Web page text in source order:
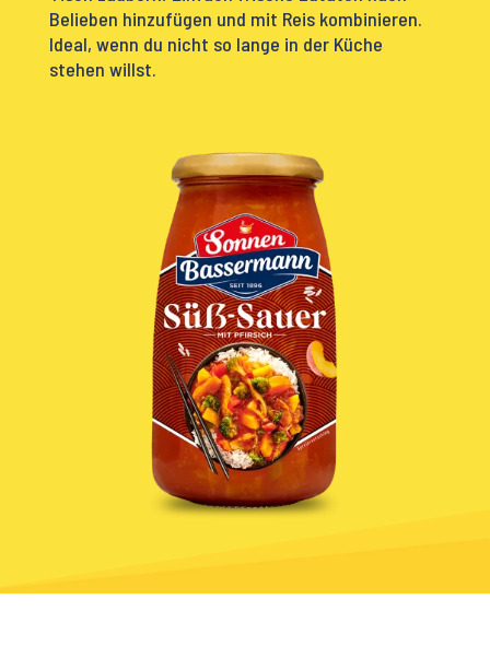
Belieben hinzufügen und mit Reis kombinieren.
Ideal, wenn du nicht so lange in der Küche
stehen willst.